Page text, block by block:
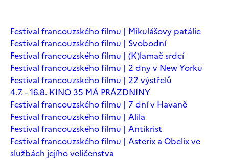
Festival francouzského filmu | Mikulášovy patálie
Festival francouzského filmu | Svobodní
Festival francouzského filmu | (K)lamač srdcí
Festival francouzského filmu | 2 dny v New Yorku
Festival francouzského filmu | 22 výstřelů
4.7. - 16.8. KINO 35 MÁ PRÁZDNINY
Festival francouzského filmu | 7 dní v Havaně
Festival francouzského filmu | Alila
Festival francouzského filmu | Antikrist
Festival francouzského filmu | Asterix a Obelix ve
službách jejího veličenstva